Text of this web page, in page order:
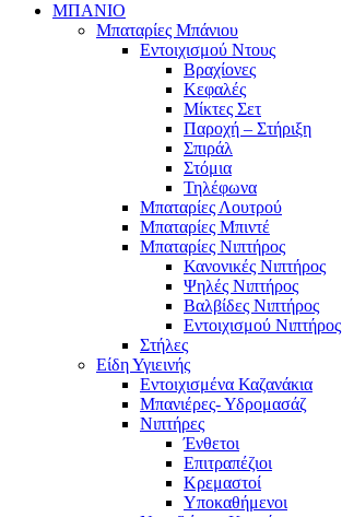
ΜΠΑΝΙΟ
Μπαταρίες Μπάνιου
Εντοιχισμού Ντους
Βραχίονες
Κεφαλές
Μίκτες Σετ
Παροχή – Στήριξη
Σπιράλ
Στόμια
Τηλέφωνα
Μπαταρίες Λουτρού
Μπαταρίες Μπιντέ
Μπαταρίες Νιπτήρος
Κανονικές Νιπτήρος
Ψηλές Νιπτήρος
Βαλβίδες Νιπτήρος
Εντοιχισμού Νιπτήρος
Στήλες
Είδη Υγιεινής
Εντοιχισμένα Καζανάκια
Μπανιέρες- Υδρομασάζ
Νιπτήρες
Ένθετοι
Επιτραπέζιοι
Κρεμαστοί
Υποκαθήμενοι